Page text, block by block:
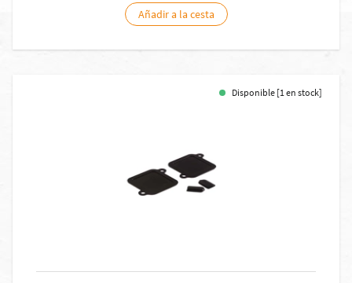
Añadir a la cesta
Disponible [1 en stock]